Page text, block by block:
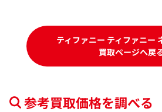
ティファニー ティファニー
買取ページへ戻
参考買取価格を調べる